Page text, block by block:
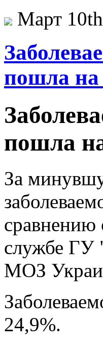
Март
пошла на
пошла
За
сравнению
службе ГУ
МОЗ
24,9%.